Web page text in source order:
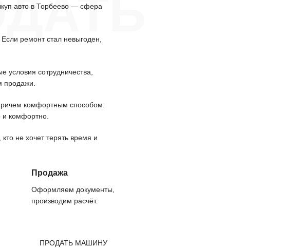
авто в Торбеево — сфера
ремонт стал невыгоден,
условия сотрудничества,
продажи.
комфортным способом:
комфортно.
не хочет терять время и
Продажа
Оформляем документы,
производим расчёт.
ПРОДАТЬ МАШИНУ